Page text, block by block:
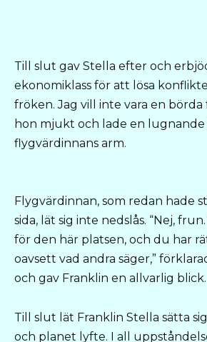
Till slut gav Stella efter och
ekonomiklass för att lösa
fröken. Jag vill inte vara en börda
hon mjukt och lade en lugnande
flygvärdinnans arm.
Flygvärdinnan, som redan hade
sida, lät sig inte nedslås. “Nej,
för den här platsen, och du har
oavsett vad andra säger,”
och gav Franklin en allvarlig blick.
Till slut lät Franklin Stella sätta
och planet lyfte. I all